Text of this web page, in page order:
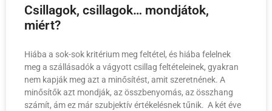
Csillagok, csillagok… mondjátok,
miért?
Hiába a sok-sok kritérium meg feltétel, és hiába felelnek
meg a szállásadók a vágyott csillag feltételeinek, gyakran
nem kapják meg azt a minősítést, amit szeretnének. A
minősítők azt mondják, az összbenyomás, az összhang
számít, ám ez már szubjektív értékelésnek tűnik. A két éve